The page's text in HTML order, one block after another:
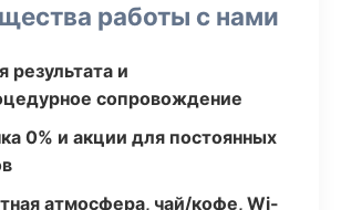
работы с нами
результата и
сопровождение
0% и акции для постоянных
атмосфера, чай/кофе, Wi-